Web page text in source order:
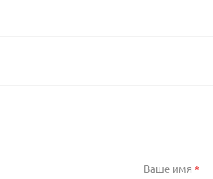
Ваше имя *